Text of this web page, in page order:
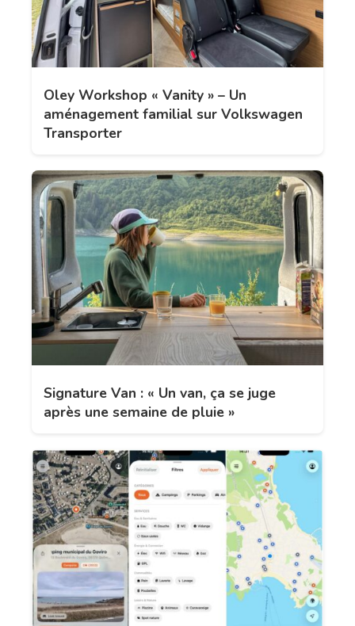
Oley Workshop « Vanity » – Un
aménagement familial sur Volkswagen
Transporter
Signature Van : « Un van, ça se juge
après une semaine de pluie »